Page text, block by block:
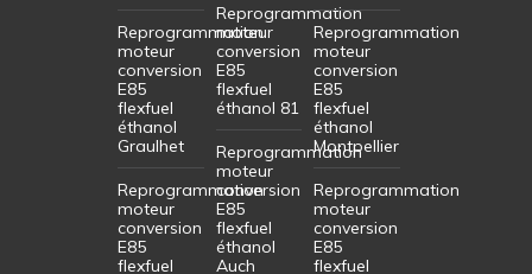
Reprogrammation
moteur
conversion
E85
flexfuel
éthanol
Graulhet
Reprogrammation
moteur
conversion
E85
flexfuel
Reprogrammation
moteur
conversion
E85
flexfuel
éthanol 81
Reprogrammation
moteur
conversion
E85
flexfuel
éthanol
Auch
Reprogrammation
moteur
conversion
E85
flexfuel
éthanol
Montpellier
Reprogrammation
moteur
conversion
E85
flexfuel